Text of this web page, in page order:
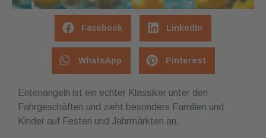
Facebook LinkedIn
WhatsApp Pinterest
Entenangeln ist ein echter Klassiker unter den
Fahrgeschäften und zieht besonders Familien und
Kinder auf Festen und Jahrmärkten an.